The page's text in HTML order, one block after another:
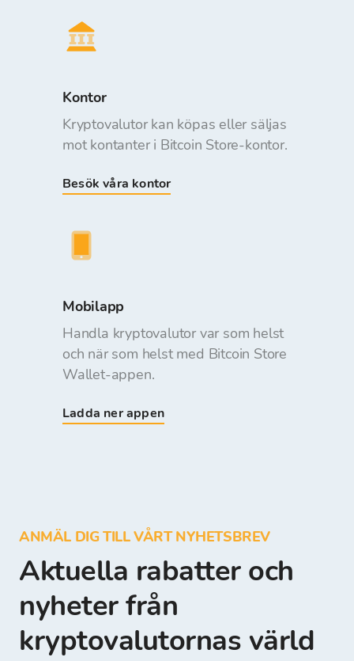
Kontor
Kryptovalutor kan köpas eller säljas
mot kontanter i Bitcoin Store-kontor.
Besök våra kontor
Mobilapp
Handla kryptovalutor var som helst
och när som helst med Bitcoin Store
Wallet-appen.
Ladda ner appen
ANMÄL DIG TILL VÅRT NYHETSBREV
Aktuella rabatter och
nyheter från
kryptovalutornas värld